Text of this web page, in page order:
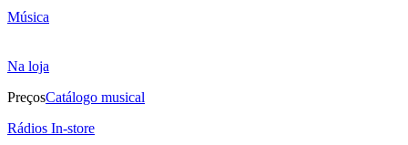
Música
Na loja
PreçosCatálogo musical
Rádios In-store